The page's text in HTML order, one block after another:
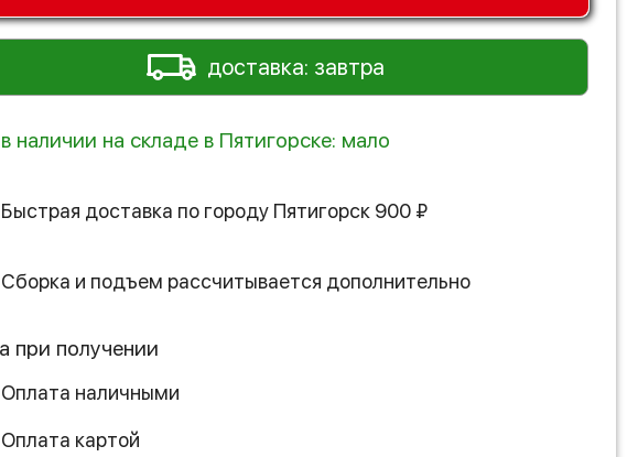
доставка: завтра
в наличии на складе в Пятигорске: мало
Быстрая доставка по городу Пятигорск 900 ₽
Сборка и подъем рассчитывается дополнительно
при получении
Оплата наличными
Оплата картой